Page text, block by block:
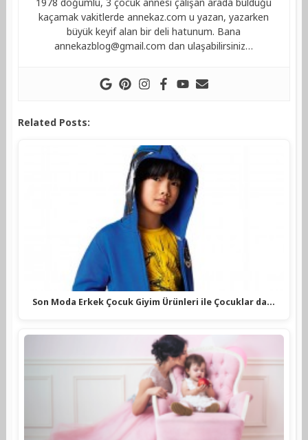
kaçamak vakitlerde annekaz.com u yazan, yazarken
büyük keyif alan bir deli hatunum. Bana
annekazblog@gmail.com dan ulaşabilirsiniz…
Related Posts:
Son Moda Erkek Çocuk Giyim Ürünleri ile Çocuklar da…